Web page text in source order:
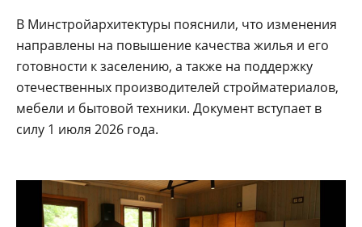
В Минстройархитектуры пояснили, что изменения
направлены на повышение качества жилья и его
готовности к заселению, а также на поддержку
отечественных производителей стройматериалов,
мебели и бытовой техники. Документ вступает в
силу 1 июля 2026 года.